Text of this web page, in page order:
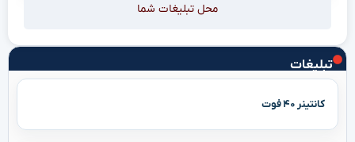
تبلیغات
کانتینر ۴۰ فوت
محل تبلیغات شما